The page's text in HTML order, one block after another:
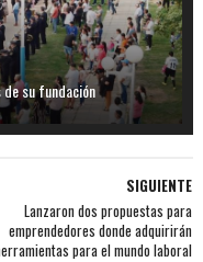
de su fundación
SIGUIENTE
Lanzaron dos propuestas para
emprendedores donde adquirirán
para el mundo laboral